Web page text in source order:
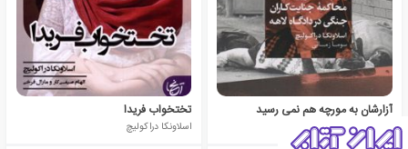
آزارشان به مورچه هم نمی رسید
اسلاونکا دراکولیچ
تختخواب فریدا
اسلاونکا دراکولیچ